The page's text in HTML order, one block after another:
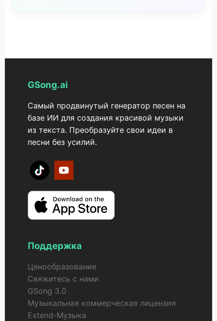
GSong.ai
Самый продвинутый генератор песен на
базе ИИ для создания красивой музыки
из текста. Преобразуйте свои идеи в
песни без усилий.
Поддержка
Ценообразование
Свяжитесь с нами
GSong 3.0
Музыкальная коммерческая лицензия
Extend-Музыка